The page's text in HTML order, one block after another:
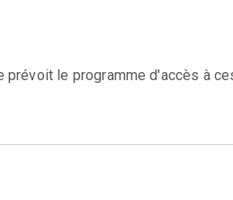
le programme d'accès à